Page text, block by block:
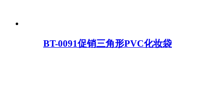
BT-0091促销三角形PVC化妆袋